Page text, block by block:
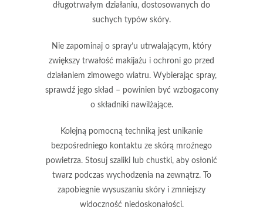
długotrwałym działaniu, dostosowanych do
suchych typów skóry.
Nie zapominaj o spray’u utrwalającym, który
zwiększy trwałość makijażu i ochroni go przed
działaniem zimowego wiatru. Wybierając spray,
sprawdź jego skład – powinien być wzbogacony
o składniki nawilżające.
Kolejną pomocną techniką jest unikanie
bezpośredniego kontaktu ze skórą mroźnego
powietrza. Stosuj szaliki lub chustki, aby osłonić
twarz podczas wychodzenia na zewnątrz. To
zapobiegnie wysuszaniu skóry i zmniejszy
widoczność niedoskonałości.